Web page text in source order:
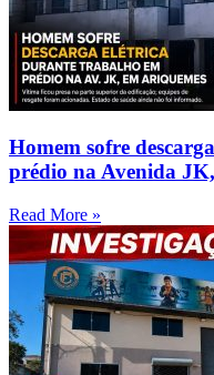
Homem sofre
prédio na Avenida
Read More »